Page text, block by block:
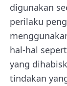
digunakan
perilaku
hal-hal
yang
tindakan